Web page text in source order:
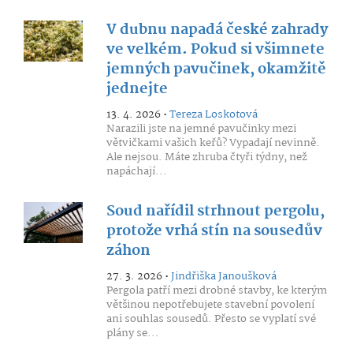
V dubnu napadá české zahrady
ve velkém. Pokud si všimnete
jemných pavučinek, okamžitě
jednejte
13. 4. 2026 •Tereza Loskotová
Narazili jste na jemné pavučinky mezi
větvičkami vašich keřů? Vypadají nevinně.
Ale nejsou. Máte zhruba čtyři týdny, než
napáchají...
Soud nařídil strhnout pergolu,
protože vrhá stín na sousedův
záhon
27. 3. 2026 •Jindřiška Janoušková
Pergola patří mezi drobné stavby, ke kterým
většinou nepotřebujete stavební povolení
ani souhlas sousedů. Přesto se vyplatí své
plány se...